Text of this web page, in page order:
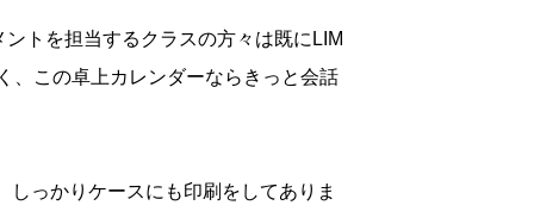
トを担当するクラスの方々は既にLIM
、この卓上カレンダーならきっと会話
しっかりケースにも印刷をしてありま